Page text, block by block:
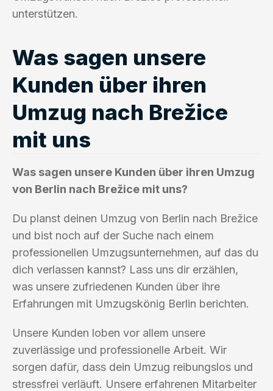
unterstützen.
Was sagen unsere
Kunden über ihren
Umzug nach Brežice
mit uns
Was sagen unsere Kunden über ihren Umzug
von Berlin nach Brežice mit uns?
Du planst deinen Umzug von Berlin nach Brežice
und bist noch auf der Suche nach einem
professionellen Umzugsunternehmen, auf das du
dich verlassen kannst? Lass uns dir erzählen,
was unsere zufriedenen Kunden über ihre
Erfahrungen mit Umzugskönig Berlin berichten.
Unsere Kunden loben vor allem unsere
zuverlässige und professionelle Arbeit. Wir
sorgen dafür, dass dein Umzug reibungslos und
stressfrei verläuft. Unsere erfahrenen Mitarbeiter